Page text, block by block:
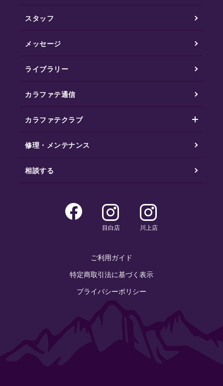
スタッフ
メッセージ
ライブラリー
カラファテ通信
カラファテクラブ
修理・メンテナンス
相談する
目白店 川上店
ご利用ガイド
特定商取引法に基づく表示
プライバシーポリシー